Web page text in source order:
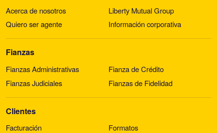
Acerca de nosotros
Liberty Mutual Group
Quiero ser agente
Información corporativa
Fianzas
Fianzas Administrativas
Fianza de Crédito
Fianzas Judiciales
Fianzas de Fidelidad
Clientes
Facturación
Formatos